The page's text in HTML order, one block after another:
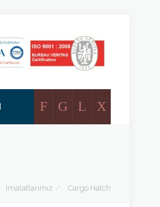
F G L X
İmalatlarımız / Cargo Hatch